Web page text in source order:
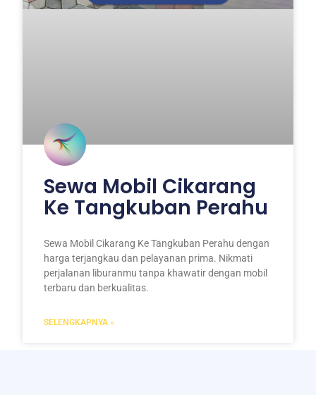
Sewa Mobil Cikarang
Ke Tangkuban Perahu
Sewa Mobil Cikarang Ke Tangkuban Perahu dengan
harga terjangkau dan pelayanan prima. Nikmati
perjalanan liburanmu tanpa khawatir dengan mobil
terbaru dan berkualitas.
SELENGKAPNYA »